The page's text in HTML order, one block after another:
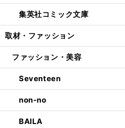
集英社コミック文庫
取材・ファッション
ファッション・美容
Seventeen
non-no
BAILA